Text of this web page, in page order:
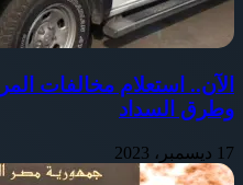
الآن.. استعلام مخالفات
وطرق السداد
17 ديسمبر، 2023